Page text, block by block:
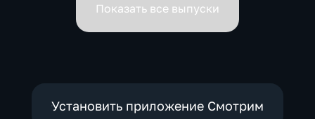
Показать все выпуски
Установить приложение Смотрим